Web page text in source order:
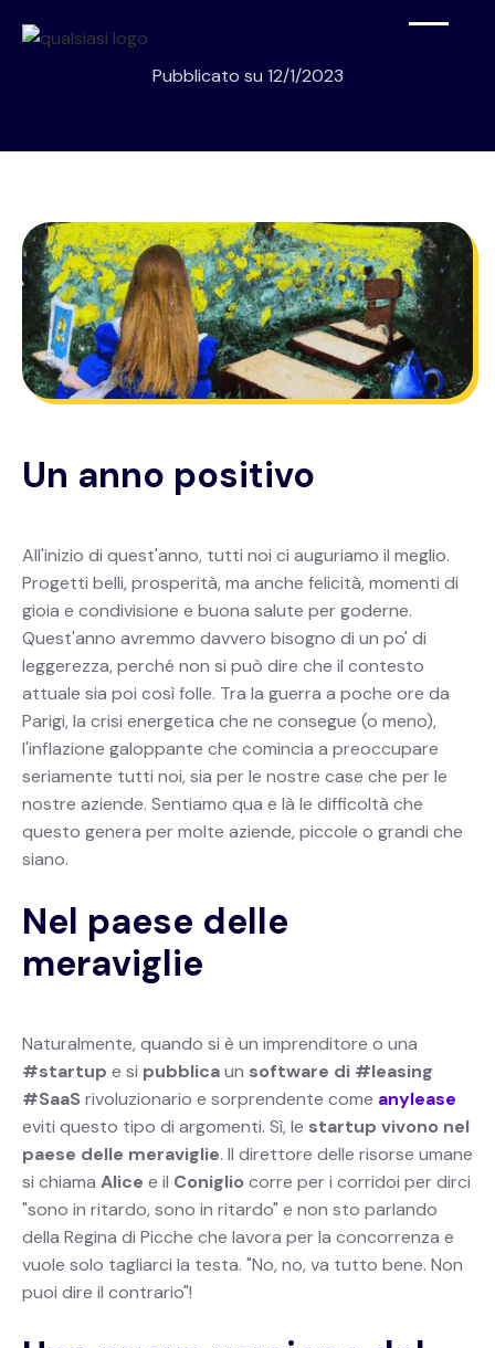
Pubblicato su 12/1/2023
Un anno positivo
All'inizio di quest'anno, tutti noi ci auguriamo il meglio.
Progetti belli, prosperità, ma anche felicità, momenti di
gioia e condivisione e buona salute per goderne.
Quest'anno avremmo davvero bisogno di un po' di
leggerezza, perché non si può dire che il contesto
attuale sia poi così folle. Tra la guerra a poche ore da
Parigi, la crisi energetica che ne consegue (o meno),
l'inflazione galoppante che comincia a preoccupare
seriamente tutti noi, sia per le nostre case che per le
nostre aziende. Sentiamo qua e là le difficoltà che
questo genera per molte aziende, piccole o grandi che
siano.
Nel paese delle
meraviglie
Naturalmente, quando si è un imprenditore o una
#startup e si pubblicaun software di #leasing
#SaaS rivoluzionario e sorprendente come anylease
eviti questo tipo di argomenti. Sì, le startup vivono nel
paese delle meraviglie. Il direttore delle risorse umane
si chiama Alice e il Coniglio corre per i corridoi per dirci
"sono in ritardo, sono in ritardo" e non sto parlando
della Regina di Picche che lavora per la concorrenza e
vuole solo tagliarci la testa. "No, no, va tutto bene. Non
puoi dire il contrario"!